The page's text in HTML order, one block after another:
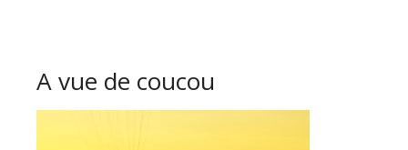
A vue de coucou